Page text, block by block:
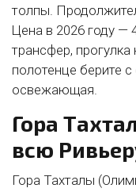
толпы.
Цена в 2026 году —
трансфер, прогулка
полотенце берите
освежающая.
Гора
всю
Гора Тахталы